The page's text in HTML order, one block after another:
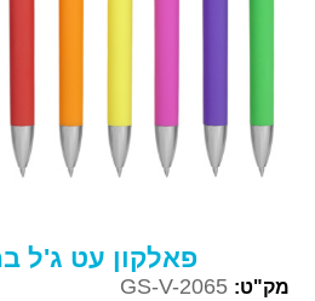
פאלקון עט ג'ל
מק"ט: GS-V-2065